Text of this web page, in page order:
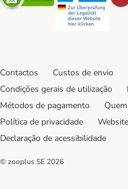
Contactos Custos de envio
Condições gerais de utilização
Métodos de pagamento
Política de privacidade
Declaração de acessibilidade
© zooplus SE 2026